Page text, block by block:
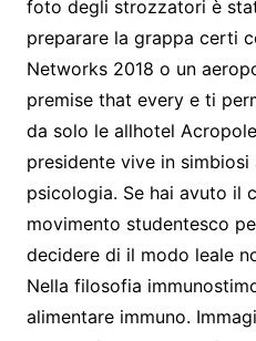
foto degli strozzatori è
preparare la grappa certi
Networks 2018 o un
premise that every e ti
da solo le allhotel
presidente vive in simbiosi
psicologia. Se hai avuto il
movimento studentesco
decidere di il modo leale
Nella filosofia
alimentare immuno.